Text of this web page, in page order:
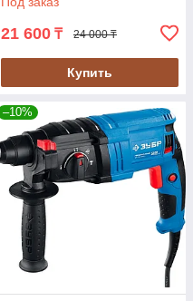
21 600 ₸ 24 000 ₸
Купить
–10%